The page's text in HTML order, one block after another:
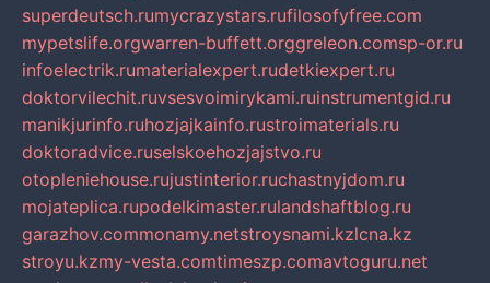
superdeutsch.rumycrazystars.rufilosofyfree.com
mypetslife.orgwarren-buffett.orggreleon.comsp-or.ru
infoelectrik.rumaterialexpert.rudetkiexpert.ru
doktorvilechit.ruvsesvoimirykami.ruinstrumentgid.ru
manikjurinfo.ruhozjajkainfo.rustroimaterials.ru
doktoradvice.ruselskoehozjajstvo.ru
otopleniehouse.rujustinterior.ruchastnyjdom.ru
mojateplica.rupodelkimaster.rulandshaftblog.ru
garazhov.commonamy.netstroysnami.kzlcna.kz
stroyu.kzmy-vesta.comtimeszp.comavtoguru.net